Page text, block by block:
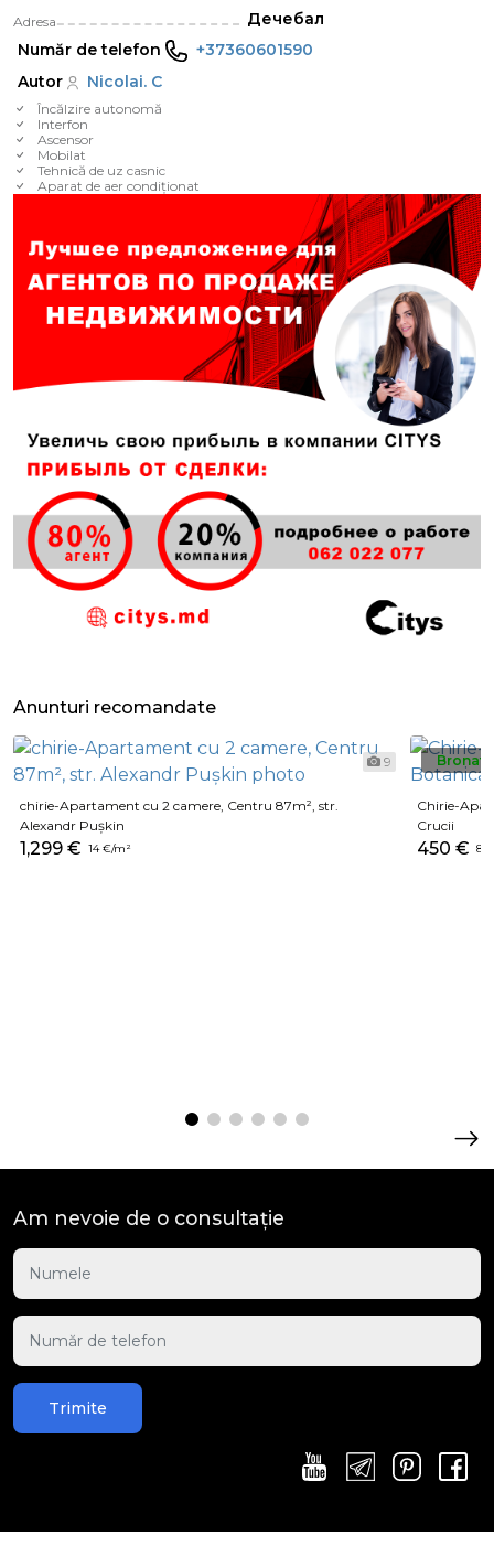
Adresa
Дечебал
Număr de telefon
+37360601590
Autor
Nicolai. C
Încălzire autonomă
Interfon
Ascensor
Mobilat
Tehnică de uz casnic
Aparat de aer condiționat
Anunturi recomandate
9
chirie-Apartament cu 2 camere, Centru 87m², str.
Alexandr Pușkin
1,299 € 14 €/m²
Bronat
Chirie-
Crucii
450 € 8
Am nevoie de o consultație
Trimite